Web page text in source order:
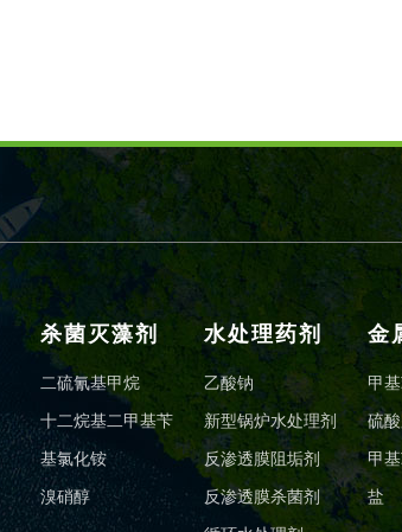
杀菌灭藻剂
二硫氰基甲烷
十二烷基二甲基苄
基氯化铵
溴硝醇
水处理药剂
乙酸钠
新型锅炉水处理剂
反渗透膜阻垢剂
反渗透膜杀菌剂
金
甲
硫
甲
盐